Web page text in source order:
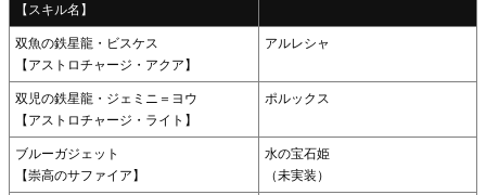
【スキル名】
双魚の鉄星龍・ビスケス
【アストロチャージ・アクア】
アルレシャ
双児の鉄星龍・ジェミニ＝ヨウ
【アストロチャージ・ライト】
ポルックス
ブルーガジェット
【崇高のサファイア】
水の宝石姫
（未実装）